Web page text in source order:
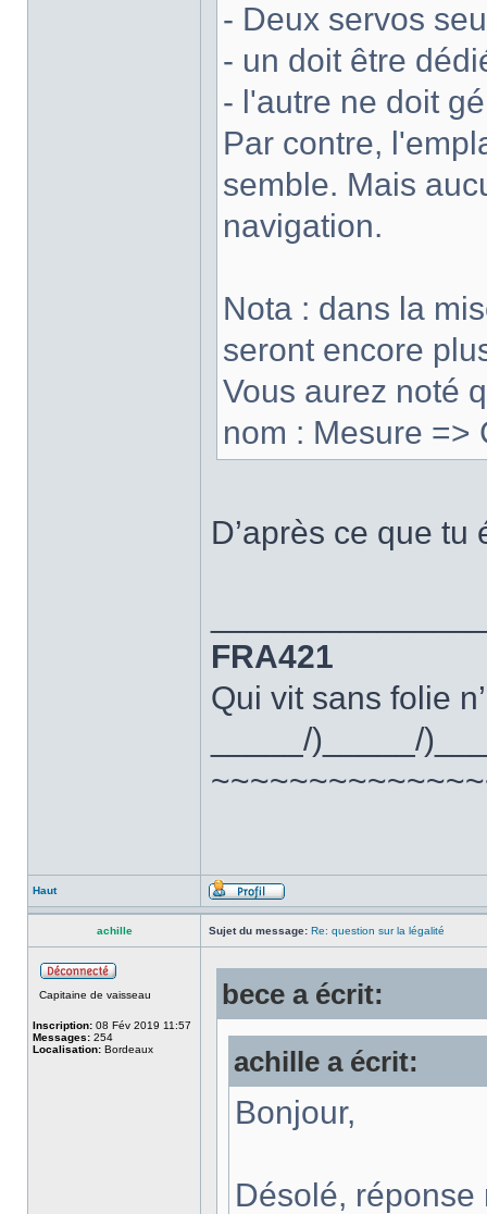
- Deux servos
- un doit être
- l'autre ne doit
Par contre,
semble. Mais
navigation.
Nota : dans la
seront encore
Vous aurez noté
nom : Mesure =>
D’après ce que
FRA421
Qui vit sans folie
_____/)_____/
Haut
achille Sujet du message: Re: question sur la légalité
Capitaine de vaisseau
Inscription: 08 Fév 2019 11:57
Messages: 254
Localisation: Bordeaux
bece a écrit:
achille a écrit:
Bonjour,
Désolé,